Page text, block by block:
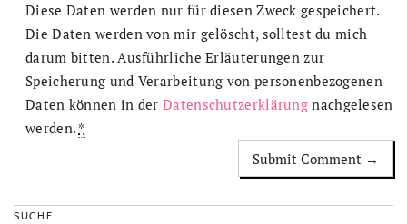
Diese Daten werden nur für diesen Zweck gespeichert.
Die Daten werden von mir gelöscht, solltest du mich
darum bitten. Ausführliche Erläuterungen zur
Speicherung und Verarbeitung von personenbezogenen
Daten können in derDatenschutzerklärung nachgelesen
werden. *
SUCHE